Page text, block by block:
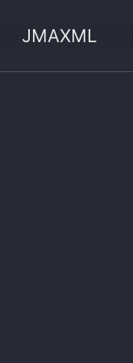
JMAXML